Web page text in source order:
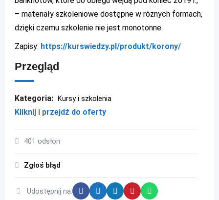
– materiały szkoleniowe dostępne w różnych formach,
dzięki czemu szkolenie nie jest monotonne.
Zapisy: https://kurswiedzy.pl/produkt/korony/
Przegląd
Kategoria: Kursy i szkolenia
Kliknij i przejdź do oferty
401 odsłon
Zgłoś błąd
Udostępnij na: